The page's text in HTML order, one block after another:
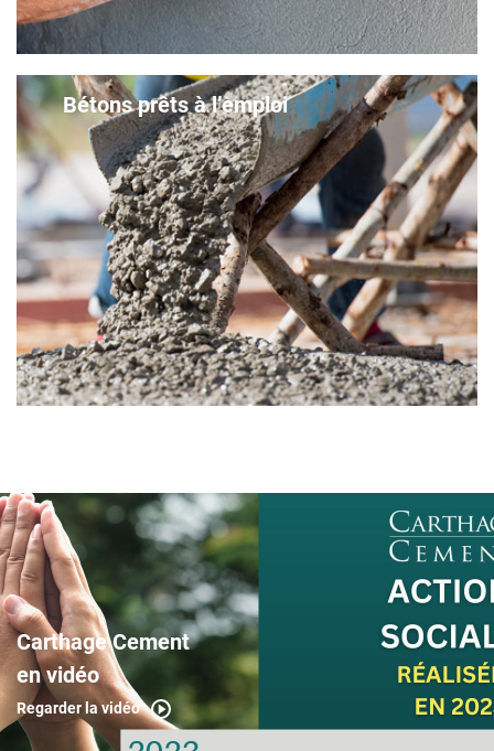
Bétons prêts à l’emploi
Carthage Cement
en vidéo
Regarder la vidéo